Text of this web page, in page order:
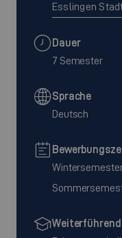
Esslingen
Dauer
7 Semester
Sprache
Deutsch